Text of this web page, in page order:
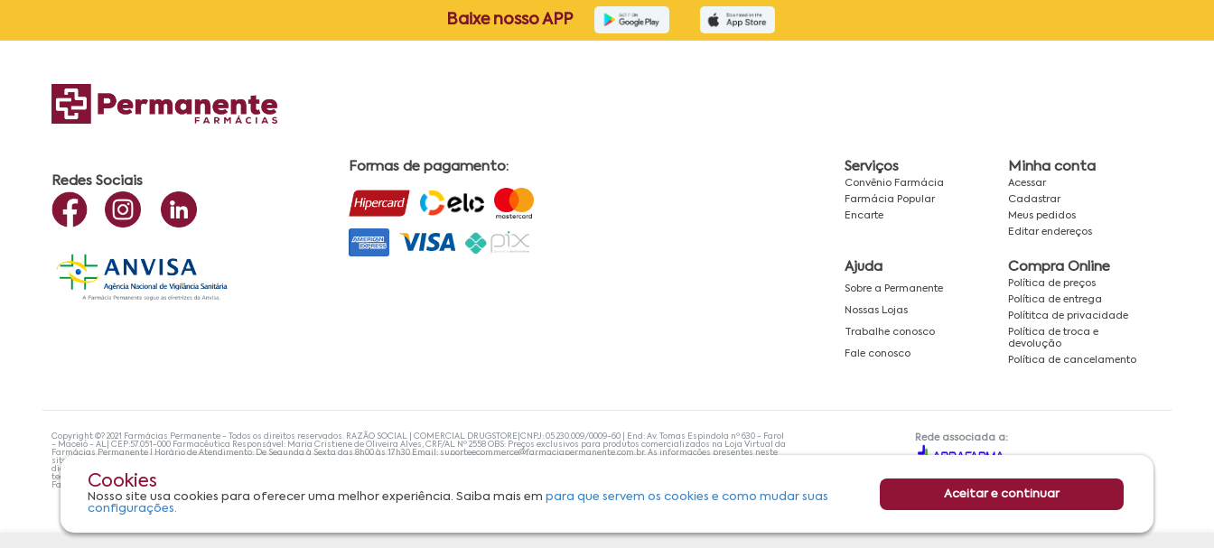
Cookies
Nosso site usa cookies para oferecer uma melhor experiência. Saiba mais empara que servem os cookies e como mudar suas
configurações.
Aceitar e continuar
Baixe nosso APP
Redes Sociais
Formas de pagamento: Serviços
Convênio Farmácia
Farmácia Popular
Encarte
Minha conta
Acessar
Cadastrar
Meus pedidos
Editar endereços
Ajuda
Sobre a Permanente
Nossas Lojas
Trabalhe conosco
Fale conosco
Compra Online
Política de preços
Política de entrega
Polítitca de privacidade
Política de troca e
devolução
Política de cancelamento
Copyright ©? 2021 Farmácias Permanente - Todos os direitos reservados. RAZÃO SOCIAL | COMERCIAL DRUGSTORE|CNPJ: 05.230.009/0009-60 | End: Av. Tomas Espindola nº 630 - Farol
- Maceió - AL| CEP:57.051-000 Farmacêutica Responsável: Maria Cristiene de Oliveira Alves, CRF/AL Nº 2558 OBS: Preços exclusivos para produtos comercializados na Loja Virtual da
Farmácias Permanente | Horário de Atendimento: De Segunda à Sexta das 8h00 às 17h30 Email: suporteecommerce@farmaciapermanente.com.br. As informações presentes neste
site não devem ser utilizadas para automedicação e, de forma alguma, substituem as orientações de um profissional da área médica. Apenas o médico está capacitado para
diagnosticar problemas de saúde e prescrever o tratamento adequado. Se os sintomas persistirem, um médico deve ser consultado. A Farmácia Permanente trabalha com as
tecnologias mais avançadas de proteção de dados, para que você possa realizar suas compras com tranquilidade. A privacidade e a segurança dos clientes são compromissos da
Farmácias Permanente. Todos os pedidos efetuados estão sujeitos à confirmação da disponibilidade de produto em nosso estoque.
Rede associada a: